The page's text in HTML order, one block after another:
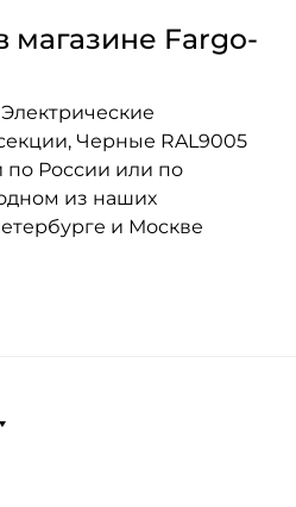
магазине Fargo-
Черные RAL9005
по России или по
из наших
и Москве